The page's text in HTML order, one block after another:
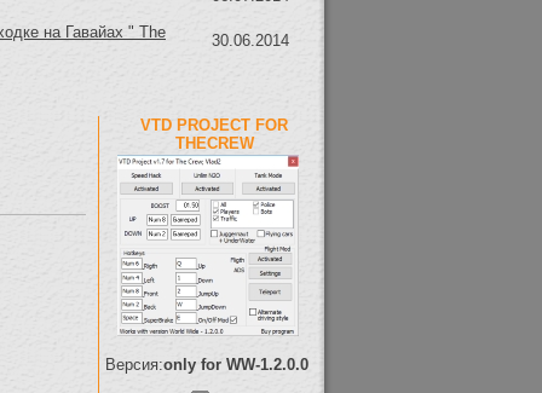
на Гавайах " The
30.06.2014
VTD PROJECT FOR
THECREW
Версия:only for WW-1.2.0.0